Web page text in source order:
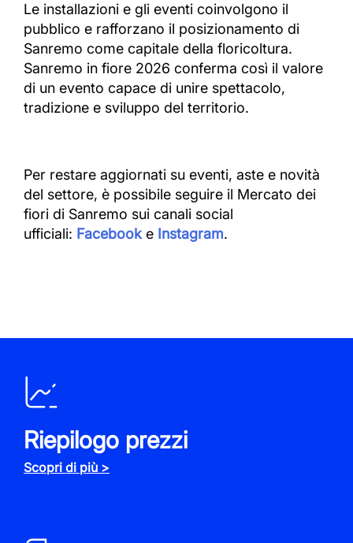
Le installazioni e gli eventi coinvolgono il
pubblico e rafforzano il posizionamento di
Sanremo come capitale della floricoltura.
Sanremo in fiore 2026 conferma così il valore
di un evento capace di unire spettacolo,
tradizione e sviluppo del territorio.
Per restare aggiornati su eventi, aste e novità
del settore, è possibile seguire il Mercato dei
fiori di Sanremo sui canali social
ufficiali: Facebook e Instagram.
Riepilogo prezzi
Scopri di più >